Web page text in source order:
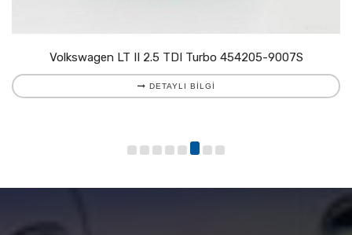
Volkswagen LT II 2.5 TDI Turbo 454205-9007S
DETAYLI BILGI